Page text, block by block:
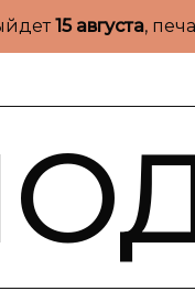
15 августа,